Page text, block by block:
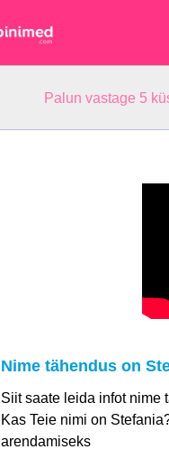
Palun vastage 5
Nime tähendus on
Siit saate leida infot nime
Kas Teie nimi on
arendamiseks